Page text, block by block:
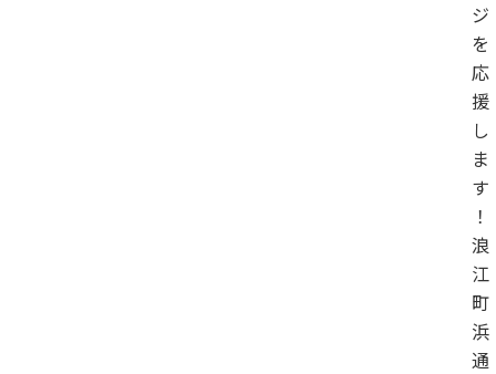
ジ
を
応
援
し
ま
す
！
浪
江
町
浜
通